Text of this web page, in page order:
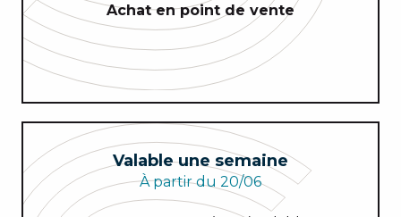
Achat en point de vente
Valable une semaine
À partir du 20/06